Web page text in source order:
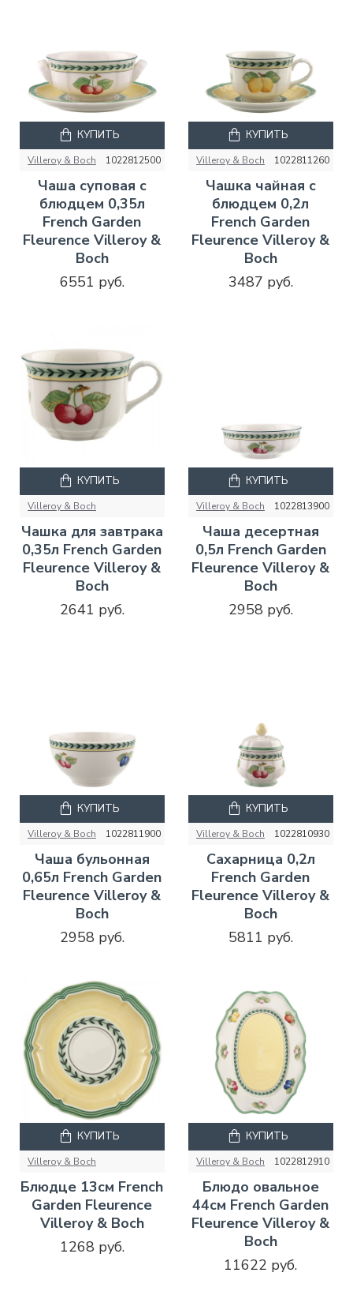
Villeroy & Boch 1022812500
Чаша суповая с
блюдцем 0,35л
French Garden
Fleurence Villeroy &
Boch
6551 руб.
КУПИТЬ
Villeroy & Boch 1022811260
Чашка чайная с
блюдцем 0,2л
French Garden
Fleurence Villeroy &
Boch
3487 руб.
КУПИТЬ
Villeroy & Boch
Чашка для завтрака
0,35л French Garden
Fleurence Villeroy &
Boch
2641 руб.
КУПИТЬ
Villeroy & Boch 1022813900
Чаша десертная
0,5л French Garden
Fleurence Villeroy &
Boch
2958 руб.
КУПИТЬ
Villeroy & Boch 1022811900
Чаша бульонная
0,65л French Garden
Fleurence Villeroy &
Boch
2958 руб.
КУПИТЬ
Villeroy & Boch 1022810930
Сахарница 0,2л
French Garden
Fleurence Villeroy &
Boch
5811 руб.
КУПИТЬ
Villeroy & Boch
Блюдце 13см French
Garden Fleurence
Villeroy & Boch
1268 руб.
КУПИТЬ
Villeroy & Boch 1022812910
Блюдо овальное
44см French Garden
Fleurence Villeroy &
Boch
11622 руб.
КУПИТЬ